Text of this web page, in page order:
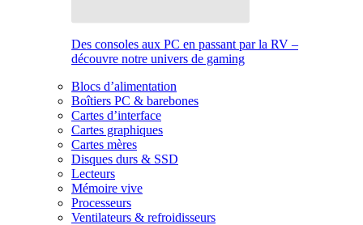
Des consoles aux PC en passant par la RV –
découvre notre univers de gaming
Blocs d’alimentation
Boîtiers PC & barebones
Cartes d’interface
Cartes graphiques
Cartes mères
Disques durs & SSD
Lecteurs
Mémoire vive
Processeurs
Ventilateurs & refroidisseurs